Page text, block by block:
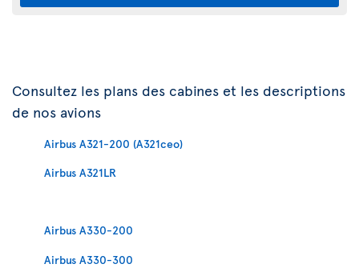
Consultez les plans des cabines et les descriptions
de nos avions
Airbus A321-200 (A321ceo)
Airbus A321LR
Airbus A330-200
Airbus A330-300